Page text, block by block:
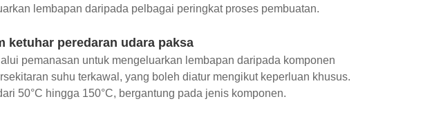
lembapan daripada pelbagai peringkat proses pembuatan.
ketuhar peredaran udara paksa
pemanasan untuk mengeluarkan lembapan daripada komponen
suhu terkawal, yang boleh diatur mengikut keperluan khusus.
50°C hingga 150°C, bergantung pada jenis komponen.